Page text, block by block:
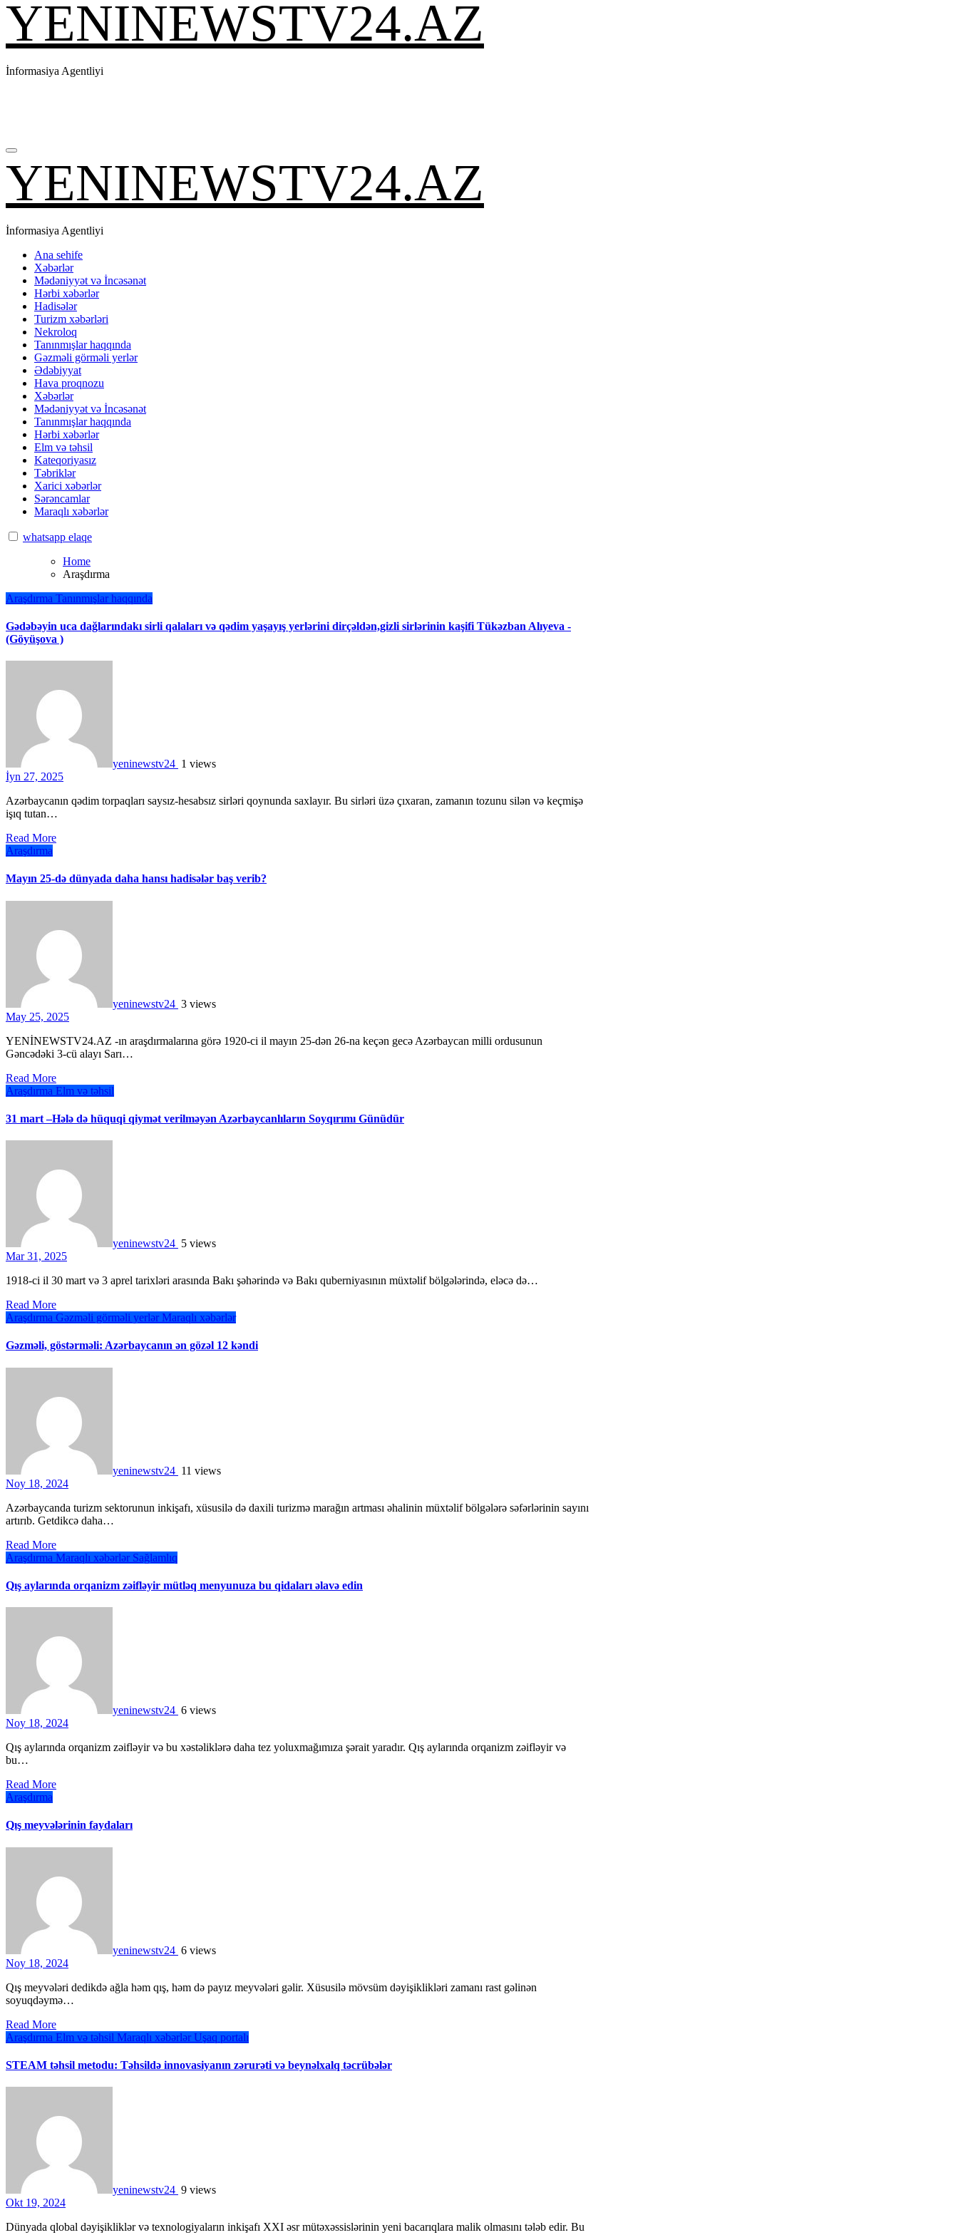
YENINEWSTV24.AZ
İnformasiya Agentliyi
YENINEWSTV24.AZ
İnformasiya Agentliyi
Ana sehife
Xəbərlər
Mədəniyyət və İncəsənət
Hərbi xəbərlər
Hadisələr
Turizm xəbərləri
Nekroloq
Tanınmışlar haqqında
Gəzməli görməli yerlər
Ədəbiyyat
Hava proqnozu
Xəbərlər
Mədəniyyət və İncəsənət
Tanınmışlar haqqında
Hərbi xəbərlər
Elm və təhsil
Kateqoriyasız
Təbriklər
Xarici xəbərlər
Sərəncamlar
Maraqlı xəbərlər
whatsapp elaqe
Home
Araşdırma
Araşdırma Tanınmışlar haqqında
Gədəbəyin uca dağlarındakı sirli qalaları və qədim yaşayış yerlərini dirçəldən,gizli sirlərinin kaşifi Tükəzban Alıyeva -
(Göyüşova )
yeninewstv24 1 views
İyn 27, 2025
Azərbaycanın qədim torpaqları saysız-hesabsız sirləri qoynunda saxlayır. Bu sirləri üzə çıxaran, zamanın tozunu silən və keçmişə
işıq tutan…
Read More
Araşdırma
Mayın 25-də dünyada daha hansı hadisələr baş verib?
yeninewstv24 3 views
May 25, 2025
YENİNEWSTV24.AZ -ın araşdırmalarına görə 1920-ci il mayın 25-dən 26-na keçən gecə Azərbaycan milli ordusunun
Gəncədəki 3-cü alayı Sarı…
Read More
Araşdırma Elm və təhsil
31 mart –Hələ də hüquqi qiymət verilməyən Azərbaycanlıların Soyqırımı Günüdür
yeninewstv24 5 views
Mar 31, 2025
1918-ci il 30 mart və 3 aprel tarixləri arasında Bakı şəhərində və Bakı quberniyasının müxtəlif bölgələrində, eləcə də…
Read More
Araşdırma Gəzməli görməli yerlər Maraqlı xəbərlər
Gəzməli, göstərməli: Azərbaycanın ən gözəl 12 kəndi
yeninewstv24 11 views
Noy 18, 2024
Azərbaycanda turizm sektorunun inkişafı, xüsusilə də daxili turizmə marağın artması əhalinin müxtəlif bölgələrə səfərlərinin sayını
artırıb. Getdikcə daha…
Read More
Araşdırma Maraqlı xəbərlər Sağlamlıq
Qış aylarında orqanizm zəifləyir mütləq menyunuza bu qidaları əlavə edin
yeninewstv24 6 views
Noy 18, 2024
Qış aylarında orqanizm zəifləyir və bu xəstəliklərə daha tez yoluxmağımıza şərait yaradır. Qış aylarında orqanizm zəifləyir və
bu…
Read More
Araşdırma
Qış meyvələrinin faydaları
yeninewstv24 6 views
Noy 18, 2024
Qış meyvələri dedikdə ağla həm qış, həm də payız meyvələri gəlir. Xüsusilə mövsüm dəyişiklikləri zamanı rast gəlinən
soyuqdəymə…
Read More
Araşdırma Elm və təhsil Maraqlı xəbərlər Uşaq portalı
STEAM təhsil metodu: Təhsildə innovasiyanın zərurəti və beynəlxalq təcrübələr
yeninewstv24 9 views
Okt 19, 2024
Dünyada qlobal dəyişikliklər və texnologiyaların inkişafı XXI əsr mütəxəssislərinin yeni bacarıqlara malik olmasını tələb edir. Bu